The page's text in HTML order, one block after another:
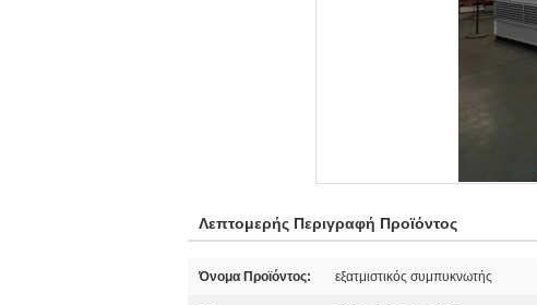
Λεπτομερής Περιγραφή Προϊόντος
Όνομα Προϊόντος: εξατμιστικός συμπυκνωτής